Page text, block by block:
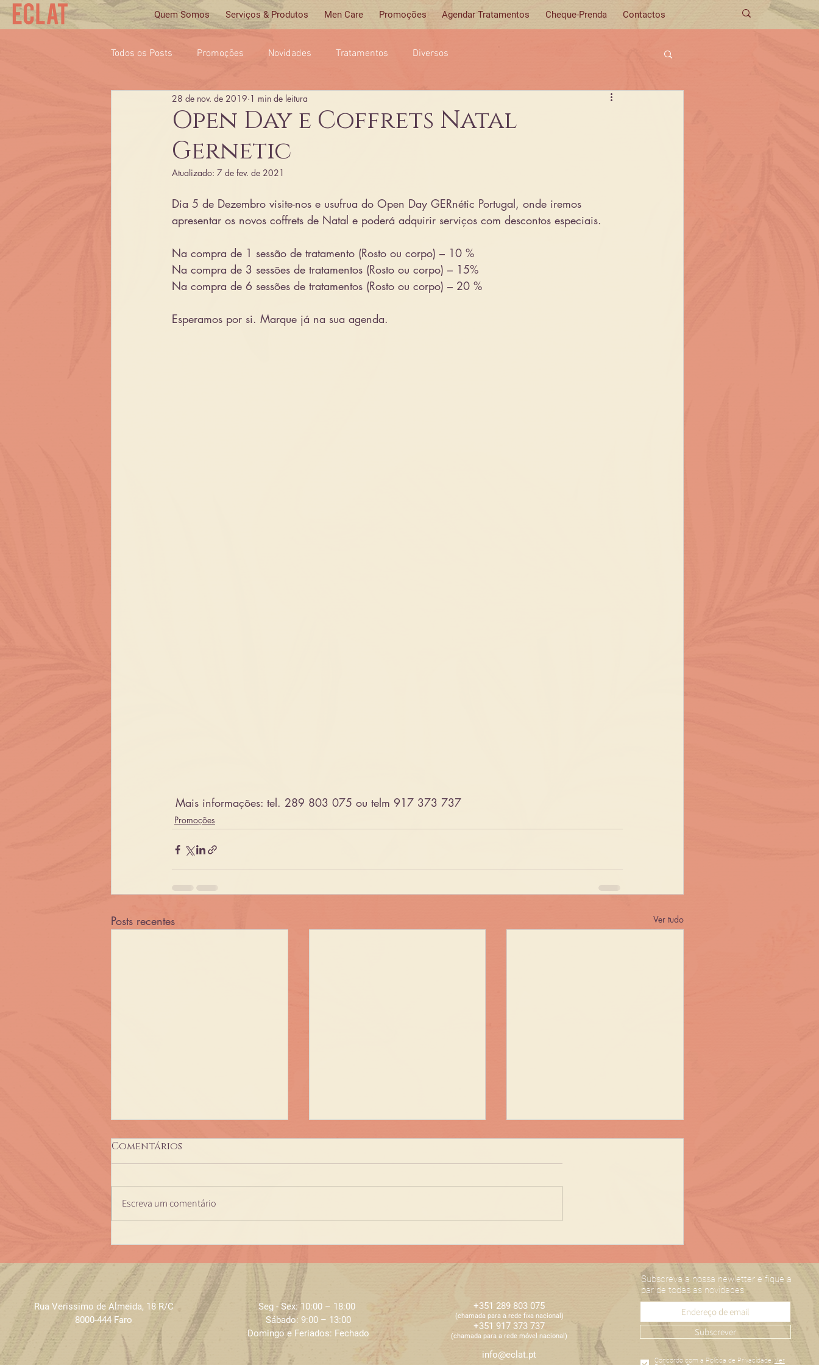
Quem Somos Serviços & Produtos Men Care Promoções Agendar Tratamentos Cheque-Prenda Contactos
Todos os Posts Promoções Novidades Tratamentos Diversos
Open Day e Coffrets Natal
Gernetic
28 de nov. de 2019 1 min de leitura
Atualizado: 7 de fev. de 2021
Dia 5 de Dezembro visite-nos e usufrua do Open Day GERnétic Portugal, onde iremos
apresentar os novos coffrets de Natal e poderá adquirir serviços com descontos especiais.
Na compra de 1 sessão de tratamento (Rosto ou corpo) – 10 %
Na compra de 3 sessões de tratamentos (Rosto ou corpo) – 15%
Na compra de 6 sessões de tratamentos (Rosto ou corpo) – 20 %
Esperamos por si. Marque já na sua agenda.
Mais informações: tel. 289 803 075 ou telm 917 373 737
Promoções
Posts recentes Ver tudo
Momentos especiais
2026
Momentos Especiais
Parece que o frio vai
Comentários
Escreva um comentário
Rua Verissimo de Almeida, 18 R/C
8000-444 Faro
Seg - Sex: 10:00 – 18:00 ​​
Sábado: 9:00 – 13:00
Domingo e Feriados: Fechado
+351 289 803 075
​​(chamada para a rede fixa nacional)
+351 917 373 737
​​(chamada para a rede móvel nacional)
info@eclat.pt
Subscreva a nossa newletter e fique a
par de todas as novidades
Subscrever
Concordo com a Política de Privacidade. Ver